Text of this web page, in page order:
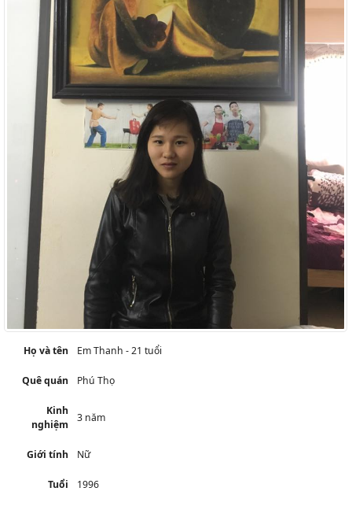
Họ và tên Em Thanh - 21 tuổi
Quê quán Phú Thọ
Kinh
nghiệm
3 năm
Giới tính Nữ
Tuổi 1996